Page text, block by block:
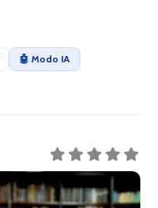
🤖 Modo IA